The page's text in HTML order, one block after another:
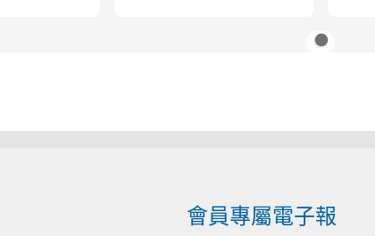
會員專屬電子報